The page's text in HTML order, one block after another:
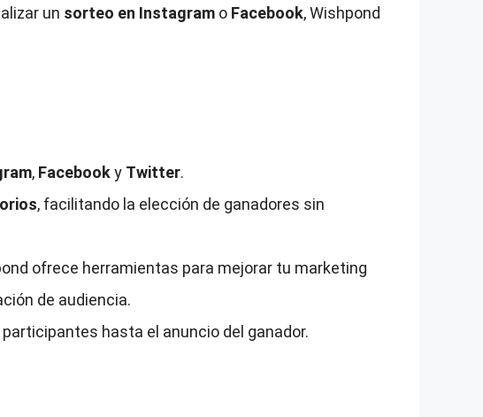
un sorteo en Instagram o Facebook, Wishpond
, Facebooky Twitter.
, facilitando la elección de ganadores sin
ofrece herramientas para mejorar tu marketing
de audiencia.
hasta el anuncio del ganador.